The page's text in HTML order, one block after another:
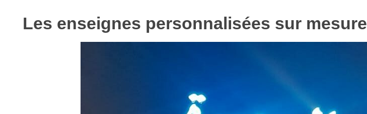
Les enseignes personnalisées sur mesure